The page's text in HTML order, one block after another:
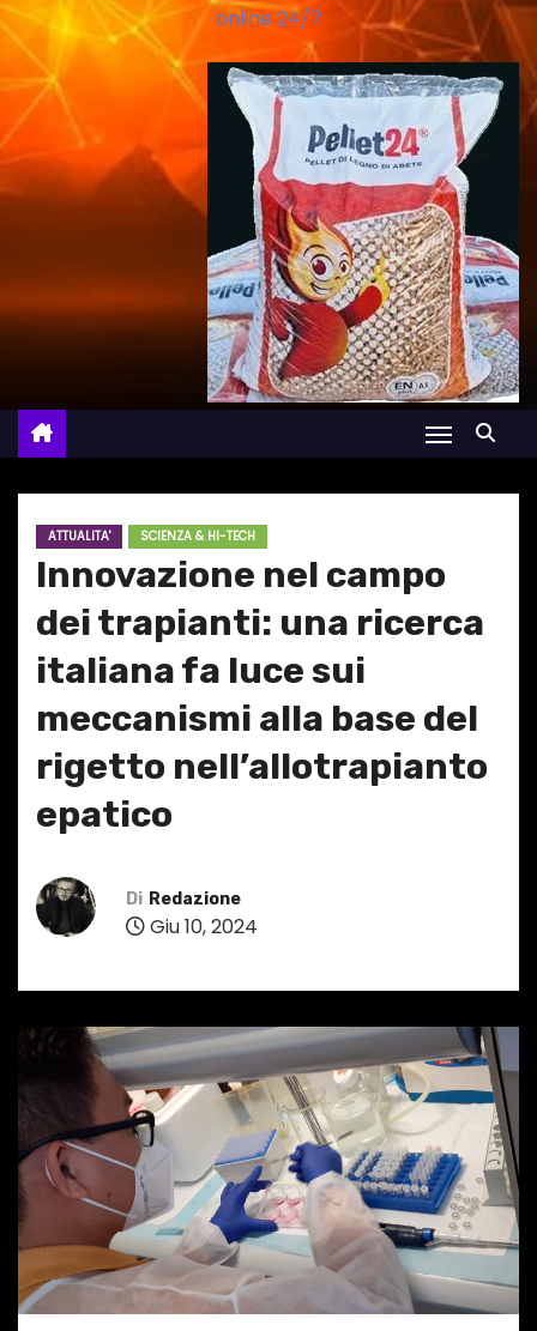
online 24/7
ATTUALITA' SCIENZA & HI-TECH
Innovazione nel campo
dei trapianti: una ricerca
italiana fa luce sui
meccanismi alla base del
rigetto nell’allotrapianto
epatico
Di Redazione
Giu 10, 2024